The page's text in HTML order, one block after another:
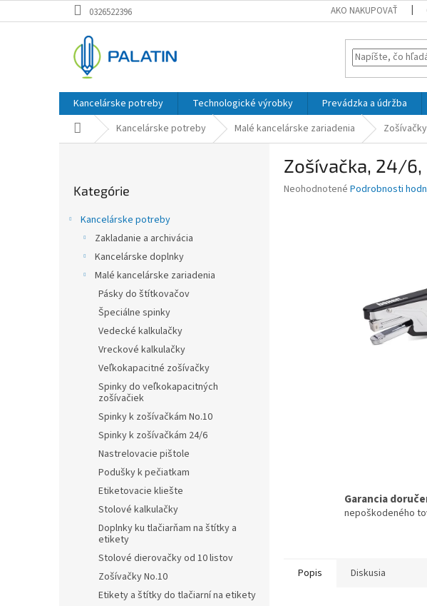
na
0326522396 AKO NAKUPOVAŤ
Kancelárske potreby Technologické výrobky Prevádzka a údržba
DomovKancelárske potreby Malé kancelárske zariadenia
kategórie
Kategórie
Kancelárske potreby
Zakladanie a archivácia
Kancelárske doplnky
Malé kancelárske zariadenia
Pásky do štítkovačov
Špeciálne spinky
Vedecké kalkulačky
Vreckové kalkulačky
Veľkokapacitné zošívačky
Spinky do veľkokapacitných
zošívačiek
Spinky k zošívačkám No.10
Spinky k zošívačkám 24/6
Nastrelovacie pištole
Podušky k pečiatkam
Etiketovacie kliešte
Stolové kalkulačky
Doplnky ku tlačiarňam na štítky a
etikety
Stolové dierovačky od 10 listov
Zošívačky No.10
Etikety a štítky do tlačiarní na etikety
Zošívačka, 24/6,
Priemerné
Neohodnotené Podrobnosti
Garancia
nepoškodeného
Popis Diskusia